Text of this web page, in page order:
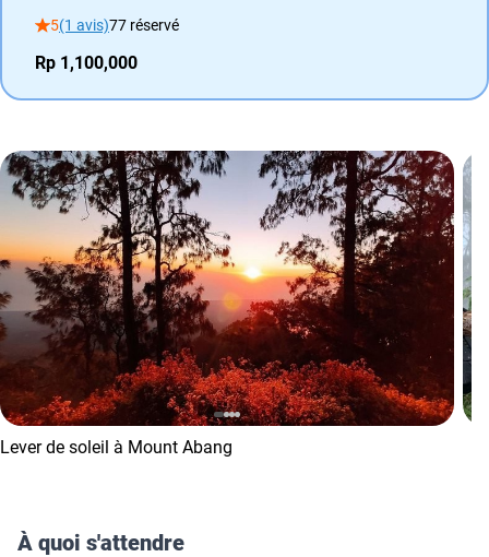
5(1 avis)77 réservé
Rp 1,100,000
Lever de soleil à Mount Abang
À quoi s'attendre